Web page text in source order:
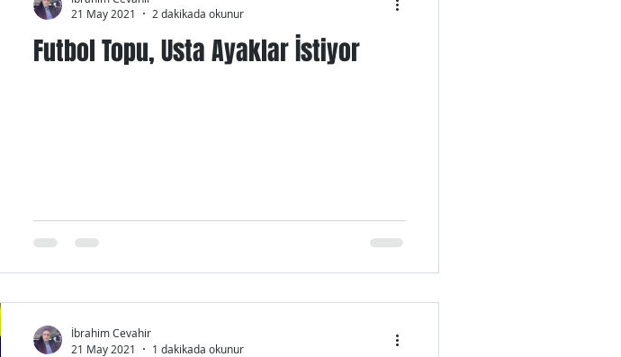
Futbol Topu, Usta Ayaklar İstiyor
21 May 2021
2 dakikada okunur
İbrahim Cevahir
21 May 2021
1 dakikada okunur